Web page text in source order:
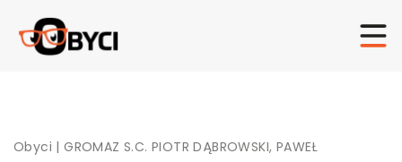
Obyci |GROMAZ S.C. PIOTR DĄBROWSKI, PAWEŁ